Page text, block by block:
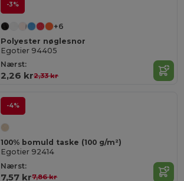
-3%
+6
Polyester nøglesnor
Egotier 94405
Nærst:
2,26 kr2,33 kr
-4%
100% bomuld taske (100 g/m²)
Egotier 92414
Nærst:
7,57 kr7,86 kr